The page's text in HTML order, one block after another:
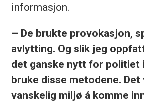
informasjon.
– De brukte provokasjon,
avlytting. Og slik jeg
det ganske nytt for politiet
bruke disse metodene. Det
vanskelig miljø å komme